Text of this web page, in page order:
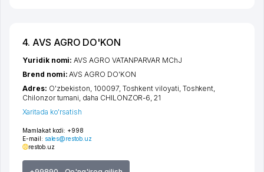
4. AVS AGRO DO'KON
Mamlakat kodi: +998
E-mail: sales@restob.uz
restob.uz
Yuridik nomi:AVS AGRO VATANPARVAR MChJ
Brend nomi:AVS AGRO DO'KON
Adres: O'zbekiston, 100097, Toshkent viloyati Toshkent
Chilonzor tumani daha CHILONZOR-6 , 21
Xaritada ko'rsatish